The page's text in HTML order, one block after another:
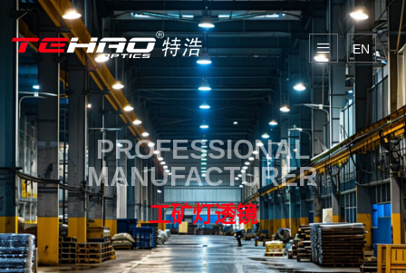
EN
PROFESSIONAL
MANUFACTURER
工矿灯透镜